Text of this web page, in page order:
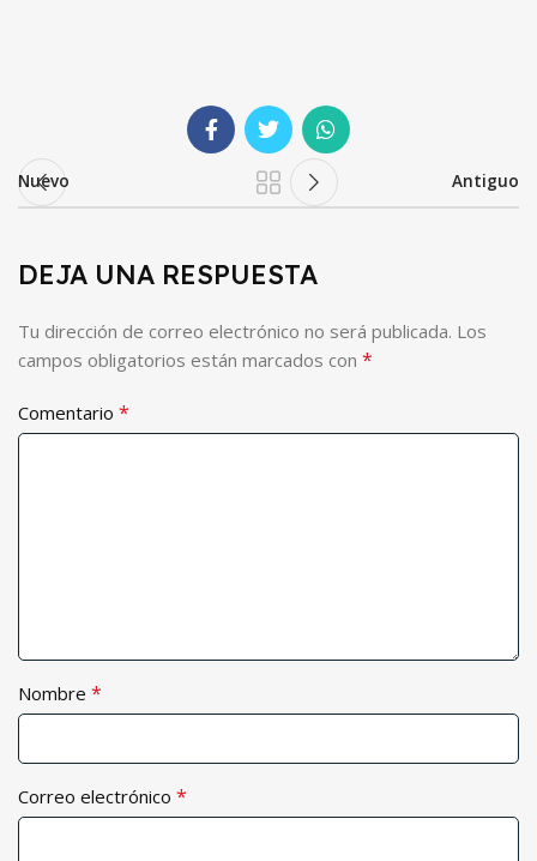
Nuevo Antiguo
DEJA UNA RESPUESTA
Tu dirección de correo electrónico no será publicada. Los
campos obligatorios están marcados con *
Comentario *
Nombre *
Correo electrónico *